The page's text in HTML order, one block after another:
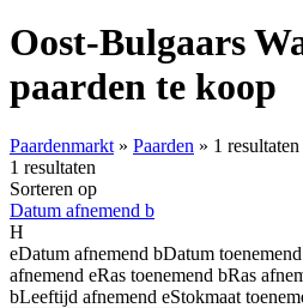
Oost-Bulgaars
paarden te koop
Paardenmarkt » Paarden » 1 resultaten
1 resultaten
Sorteren op
Datum afnemend b
H
eDatum afnemend bDatum toenemend
afnemend eRas toenemend bRas
bLeeftijd afnemend eStokmaat